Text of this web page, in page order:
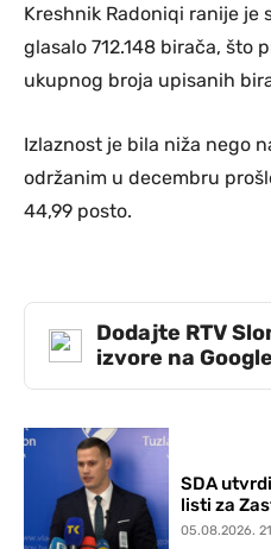
Kreshnik Radoniqi ranije je
glasalo 712.148 birača, što
ukupnog broja upisanih
Izlaznost je bila niža nego
održanim u decembru
44,99 posto.
Dodajte RTV
izvore na
SDA
listi za
05.08.2026.